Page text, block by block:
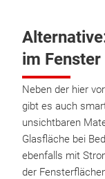
im Fenster
Neben der hier
gibt es auch
unsichtbaren
Glasfläche bei
ebenfalls mit
der